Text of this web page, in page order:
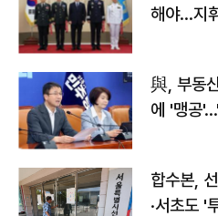
해야…지
與, 부동
에 '맹공
합수본,
·서초도 '